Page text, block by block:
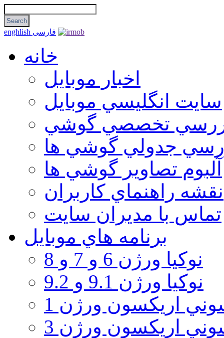
enghlish فارسی
خانه
اخبار موبایل
سايت انگليسي موبايل
تخصصي گوشي
جدولي گوشي ها
آلبوم تصاوير گوشي ها
نقشه راهنماي كاربران
تماس با مديران سايت
برنامه هاي موبايل
نوکیا ورژن 6 و 7 و 8
نوکیا ورژن 9.1 و 9.2
اريكسون ورژن 1
اريكسون ورژن 3